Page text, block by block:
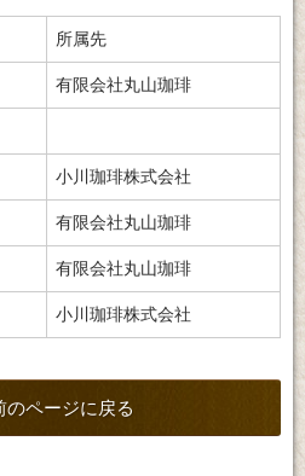
所属先
有限会社丸山珈琲
小川珈琲株式会社
有限会社丸山珈琲
有限会社丸山珈琲
小川珈琲株式会社
のページに戻る